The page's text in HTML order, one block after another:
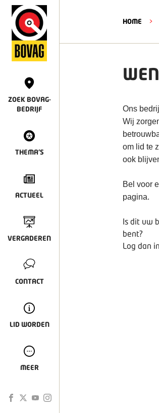
ZOEK BOVAG-
BEDRIJF
THEMA'S
ACTUEEL
VERGADEREN
CONTACT
LID WORDEN
MEER
HOME >
Ons
Wij
om lid te
ook
Bel voor
pagina.
Is dit uw
bent?
Log dan